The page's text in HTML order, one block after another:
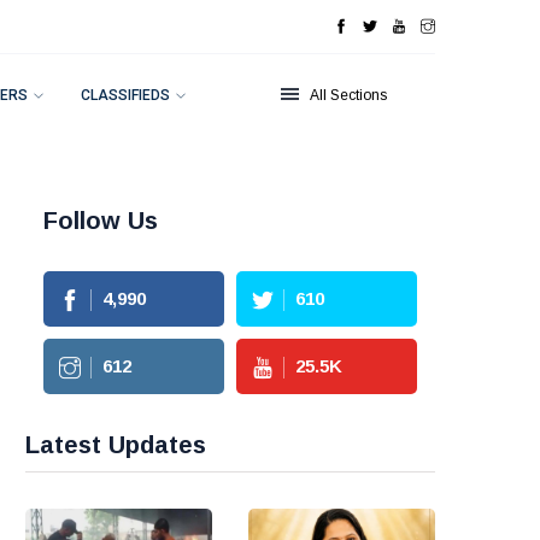
CLASSIFIEDS All Sections
Follow Us
4,990 610
612 25.5K
Latest Updates